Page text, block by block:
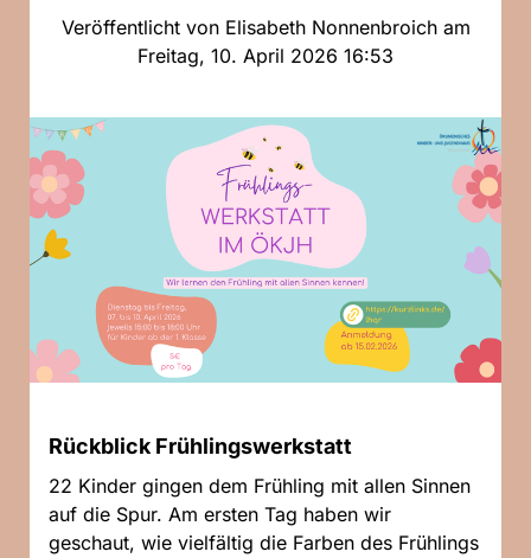
Veröffentlicht von Elisabeth Nonnenbroich am
Freitag, 10. April 2026 16:53
Rückblick Frühlingswerkstatt
22 Kinder gingen dem Frühling mit allen Sinnen
auf die Spur. Am ersten Tag haben wir
geschaut, wie vielfältig die Farben des Frühlings